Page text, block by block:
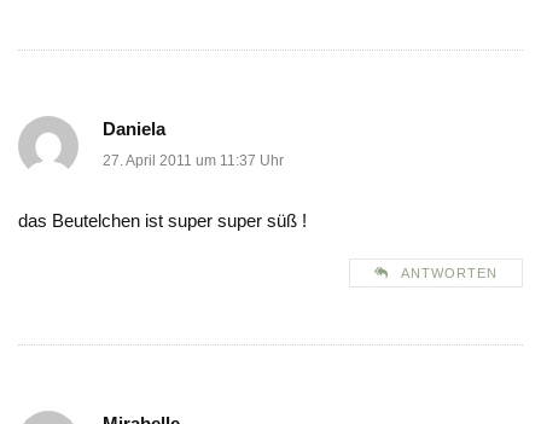
Daniela
27. April 2011 um 11:37 Uhr
das Beutelchen ist super super süß !
ANTWORTEN